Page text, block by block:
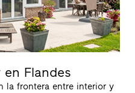
Flandes
la frontera entre interior y